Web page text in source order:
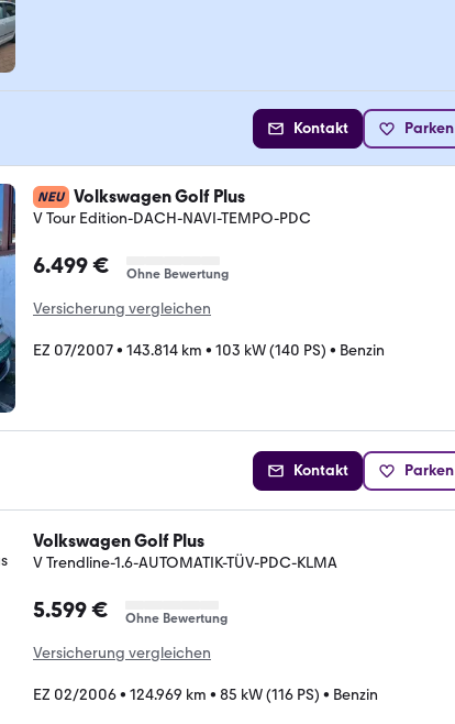
Kontakt Parken
NEU Volkswagen Golf Plus
V Tour Edition-DACH-NAVI-TEMPO-PDC
6.499 € Ohne Bewertung
Versicherung vergleichen
EZ 07/2007• 143.814 km • 103 kW (140 PS) • Benzin
Kontakt Parken
Volkswagen Golf Plus
V Trendline-1.6-AUTOMATIK-TÜV-PDC-KLMA
5.599 € Ohne Bewertung
Versicherung vergleichen
EZ 02/2006• 124.969 km • 85 kW (116 PS) • Benzin